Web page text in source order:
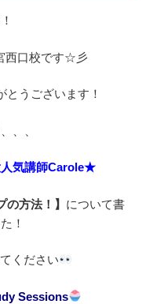
西口校です☆彡
とうございます！
、、
気講師Carole★
の方法！】 について書
！
ください
Sessions